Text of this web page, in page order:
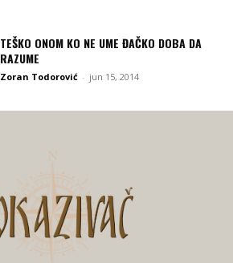
TEŠKO ONOM KO NE UME ĐAČKO DOBA DA
RAZUME
Zoran Todorović - jun 15, 2014